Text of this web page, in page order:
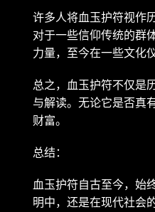
许多人将血玉护符视作
对于一些信仰传统的群
力量，至今在一些文化
总之，血玉护符不仅是
与解读。无论它是否真
财富。
总结：
血玉护符自古至今，始
明中，还是在现代社会